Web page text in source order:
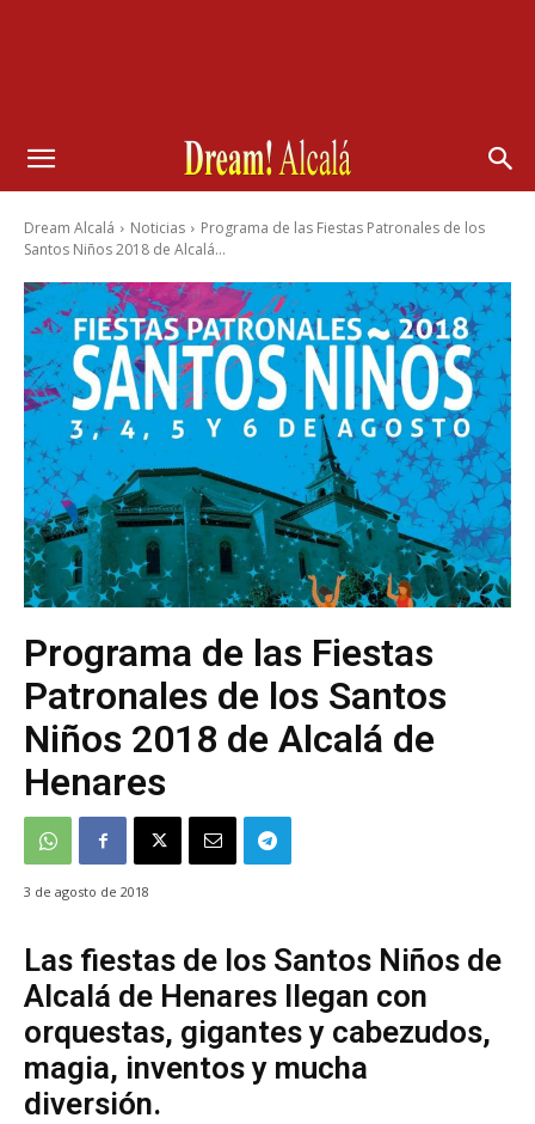
Dream Alcalá Noticias
Programa de las Fiestas Patronales de los
Santos Niños 2018 de Alcalá...
Programa de las Fiestas
Patronales de los Santos
Niños 2018 de Alcalá de
Henares
3 de agosto de 2018
Las fiestas de los Santos Niños de
Alcalá de Henares llegan con
orquestas, gigantes y cabezudos,
magia, inventos y mucha
diversión.